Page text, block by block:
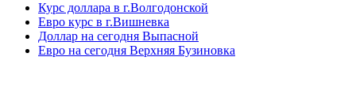
Курс доллара в г.Волгодонской
Евро курс в г.Вишневка
Доллар на сегодня Выпасной
Евро на сегодня Верхняя Бузиновка